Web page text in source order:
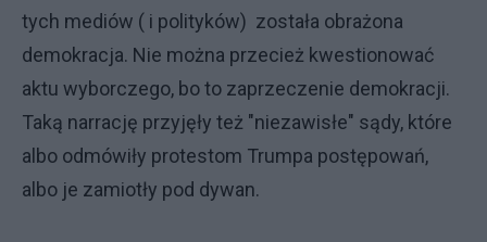
tych mediów ( i polityków) została obrażona
demokracja. Nie można przecież kwestionować
aktu wyborczego, bo to zaprzeczenie demokracji.
Taką narrację przyjęły też "niezawisłe" sądy, które
albo odmówiły protestom Trumpa postępowań,
albo je zamiotły pod dywan.